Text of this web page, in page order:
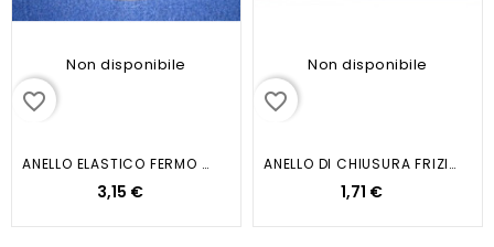
Non disponibile
favorite_border
ANELLO ELASTICO FERMO CAMPANA...
3,15 €
Non disponibile
favorite_border
ANELLO DI CHIUSURA FRIZIONE...
1,71 €